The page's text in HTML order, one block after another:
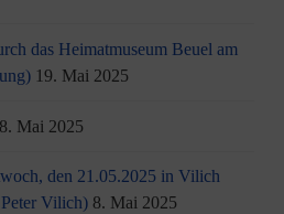
das Heimatmuseum Beuel am
19. Mai 2025
8. Mai 2025
den 21.05.2025 in Vilich
Vilich) 8. Mai 2025